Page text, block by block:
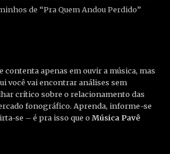
de “Pra Quem Andou Perdido”
contenta apenas em ouvir a música, mas
você vai encontrar análises sem
crítico sobre o relacionamento das
fonográfico. Aprenda, informe-se
se – é pra isso que oMúsica Pavê